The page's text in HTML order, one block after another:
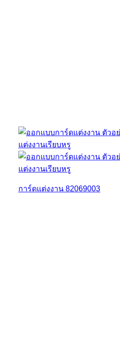
การ์ดแต่งงาน 82069003